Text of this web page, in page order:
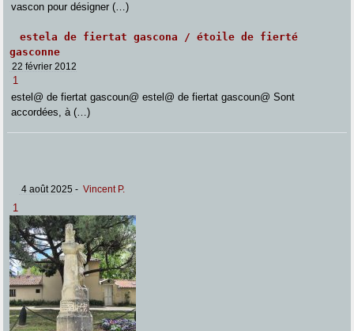
vascon pour désigner (…)
estela de fiertat gascona / étoile de fierté
gasconne
22 février 2012
1
estel@ de fiertat gascoun@ estel@ de fiertat gascoun@ Sont
accordées, à (…)
4 août 2025 - Vincent P.
1